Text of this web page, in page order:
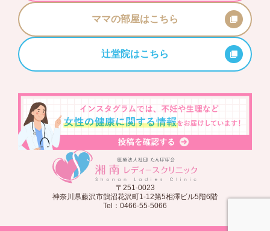
ママの部屋はこちら
辻堂院はこちら
〒251-0023
神奈川県藤沢市鵠沼花沢町1-12第5相澤ビル5階6階
Tel：0466-55-5066